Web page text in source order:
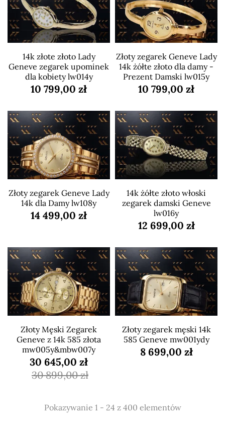
14k złote złoto Lady
Geneve zegarek upominek
dla kobiety lw014y
10 799,00 zł
Złoty zegarek Geneve Lady
14k żółte złoto dla damy -
Prezent Damski lw015y
10 799,00 zł
Złoty zegarek Geneve Lady
14k dla Damy lw108y
14 499,00 zł
14k żółte złoto włoski
zegarek damski Geneve
lw016y
12 699,00 zł
Złoty Męski Zegarek
Geneve z 14k 585 złota
mw005y&mbw007y
30 645,00 zł
30 899,00 zł
Złoty zegarek męski 14k
585 Geneve mw001ydy
8 699,00 zł
Pokazywanie 1 - 24 z 400 elementów